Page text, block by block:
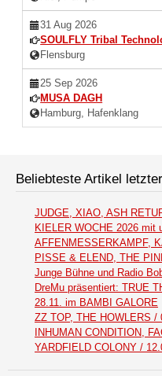
31 Aug 2026
SOULFLY Tribal
Flensburg
25 Sep 2026
MUSA DAGH
Hamburg, Hafenklang
Beliebteste Artikel
JUDGE, XIAO, ASH
KIELER WOCHE 2026 mit
AFFENMESSERKAMPF,
PISSE & ELEND, THE
Junge Bühne und Radio
DreMu präsentiert: TRUE
28.11. im BAMBI GALORE
ZZ TOP, THE HOWLERS /
INHUMAN CONDITION,
YARDFIELD COLONY /